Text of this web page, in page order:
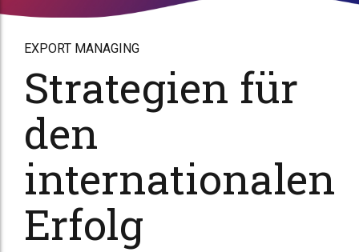
EXPORT MANAGING
Strategien für
den
internationalen
Erfolg